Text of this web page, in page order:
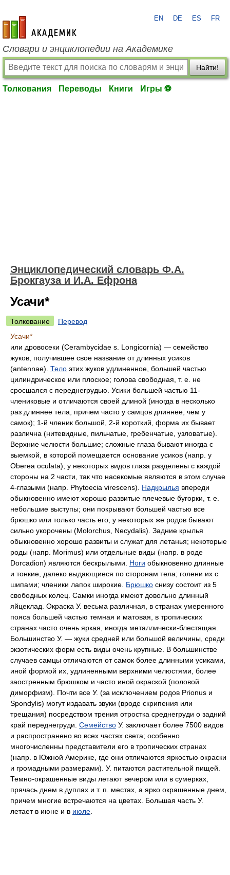
academic.ru
EN DE ES FR
Словари и энциклопедии на Академике
Найти!
Толкования Переводы Книги Игры ⚽
Энциклопедический словарь Ф.А.
Брокгауза и И.А. Ефрона
Усачи*
Толкование
Перевод
Усачи*
или дровосеки (Cerambycidae s. Longicornia) — семейство
жуков, получившее свое название от длинных усиков
(antennае). Тело этих жуков удлиненное, большей частью
цилиндрическое или плоское; голова свободная, т. е. не
сросшаяся с переднегрудью. Усики большей частью 11-
члениковые и отличаются своей длиной (иногда в несколько
раз длиннее тела, причем часто у самцов длиннее, чем у
самок); 1-й членик большой, 2-й короткий, форма их бывает
различна (нитевидные, пильчатые, гребенчатые, узловатые).
Верхние челюсти большие; сложные глаза бывают иногда с
выемкой, в которой помещается основание усиков (напр. у
Oberea oculata); y некоторых видов глаза разделены с каждой
стороны на 2 части, так что насекомые являются в этом случае
4-глазыми (напр. Рhytoecia virescens). Надкрылья впереди
обыкновенно имеют хорошо развитые плечевые бугорки, т. е.
небольшие выступы; они покрывают большей частью все
брюшко или только часть его, у некоторых же родов бывают
сильно укорочены (Molorchus, Necydalis). Задние крылья
обыкновенно хорошо развиты и служат для летанья; некоторые
роды (напр. Morimus) или отдельные виды (напр. в роде
Dorcadion) являются бескрылыми. Ноги обыкновенно длинные
и тонкие, далеко выдающиеся по сторонам тела; голени их с
шипами; членики лапок широкие. Брюшко снизу состоит из 5
свободных колец. Самки иногда имеют довольно длинный
яйцеклад. Окраска У. весьма различная, в странах умеренного
пояса большей частью темная и матовая, в тропических
странах часто очень яркая, иногда металлически-блестящая.
Большинство У. — жуки средней или большой величины, среди
экзотических форм есть виды очень крупные. В большинстве
случаев самцы отличаются от самок более длинными усиками,
иной формой их, удлиненными верхними челюстями, более
заостренным брюшком и часто иной окраской (половой
диморфизм). Почти все У. (за исключением родов Prionus и
Spondylis) могут издавать звуки (вроде скрипения или
трещания) посредством трения отростка среднегруди о задний
край переднегруди. Семейство У. заключает более 7500 видов
и распространено во всех частях света; особенно
многочисленны представители его в тропических странах
(напр. в Южной Америке, где они отличаются яркостью окраски
и громадными размерами). У. питаются растительной пищей.
Темно-окрашенные виды летают вечером или в сумерках,
прячась днем в дуплах и т. п. местах, а ярко окрашенные днем,
причем многие встречаются на цветах. Большая часть У.
летает в июне и в июле